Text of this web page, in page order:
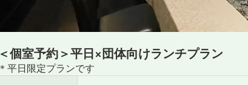
＜個室予約＞平日×団体向けランチプラン
＊平日限定プランです